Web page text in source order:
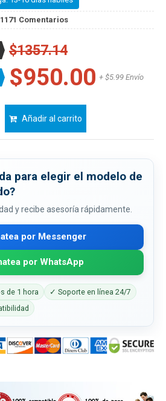
1171 Comentarios
$1357.14
$950.00 + $5.99 Envío
Añadir al carrito
para elegir el modelo de
y recibe asesoría rápidamente.
por Messenger
por WhatsApp
de 1 hora
✓ Soporte en línea 24/7